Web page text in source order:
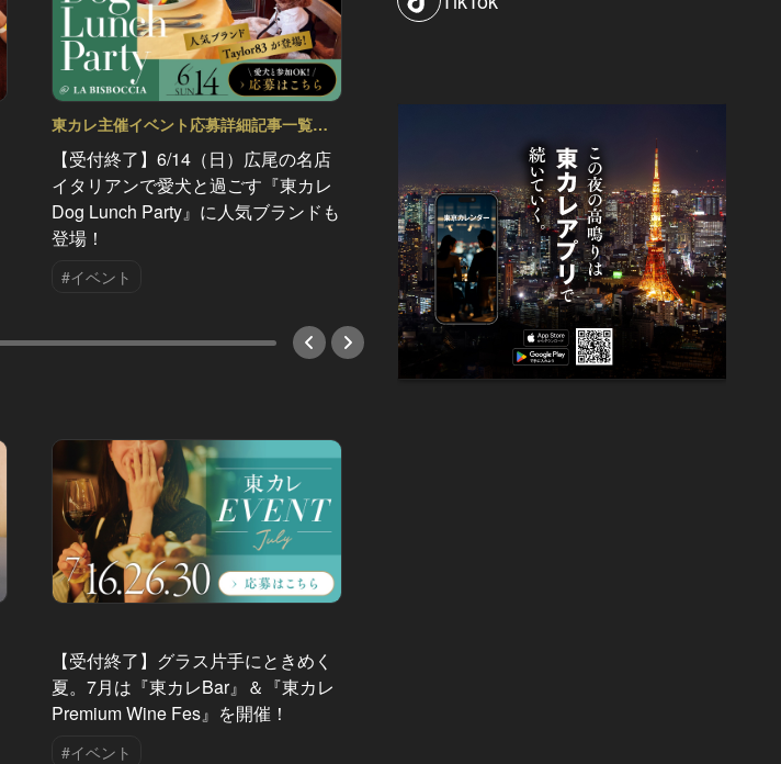
東カレ主催イベント応募詳細記事一覧
Vol.91
【受付終了】6/14（日）広尾の名店
イタリアンで愛犬と過ごす『東カレ
Dog Lunch Party』に人気ブランドも
登場！
#イベント
【受付終了】6/25 (木)『東カレBar』
開催決定！銀座の夜景を味方に、上
質な出会いを
#イベント
新宿』
トップ
【受付終了】グラス片手にときめく
夏。7月は『東カレBar』＆『東カレ
Premium Wine Fes』を開催！
#イベント